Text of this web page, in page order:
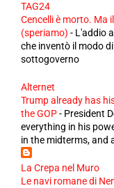
TAG24
Cencelli è morto. Ma
(speriamo) - L'addio
che inventò il modo
sottogoverno
Alternet
Trump already has
the GOP- President
everything in his
in the midterms, and
La Crepa nel Muro
Le navi romane di